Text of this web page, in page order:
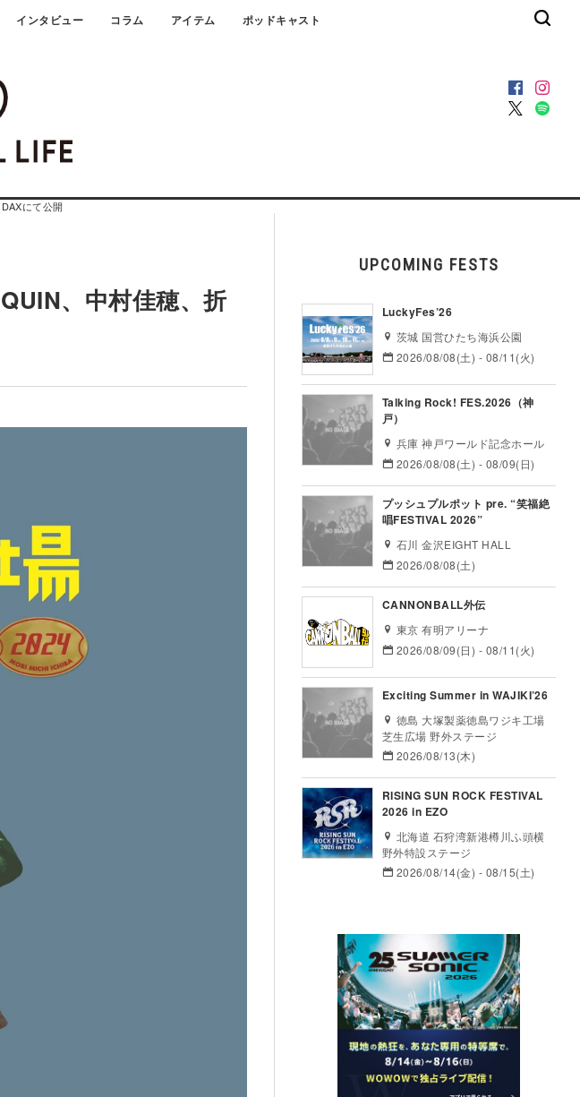
インタビュー コラム アイテム ポッドキャスト
にて公開
、中村佳穂、折
UPCOMING FESTS
LuckyFes’26
茨城 国営ひたち海浜公園
2026/08/08(土) - 08/11(火)
Talking Rock! FES.2026（神
戸）
兵庫 神戸ワールド記念ホール
2026/08/08(土) - 08/09(日)
プッシュプルポット pre. “笑福絶
唱FESTIVAL 2026”
石川 金沢EIGHT HALL
2026/08/08(土)
CANNONBALL外伝
東京 有明アリーナ
2026/08/09(日) - 08/11(火)
Exciting Summer in WAJIKI’26
徳島 大塚製薬徳島ワジキ工場
芝生広場 野外ステージ
2026/08/13(木)
RISING SUN ROCK FESTIVAL
2026 in EZO
北海道 石狩湾新港樽川ふ頭横
野外特設ステージ
2026/08/14(金) - 08/15(土)